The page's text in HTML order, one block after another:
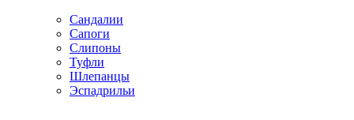
Сандалии
Сапоги
Слипоны
Туфли
Шлепанцы
Эспадрильи